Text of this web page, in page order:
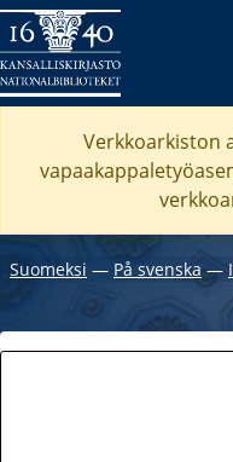
Verkkoarkiston
Suomeksi ― På svenska―